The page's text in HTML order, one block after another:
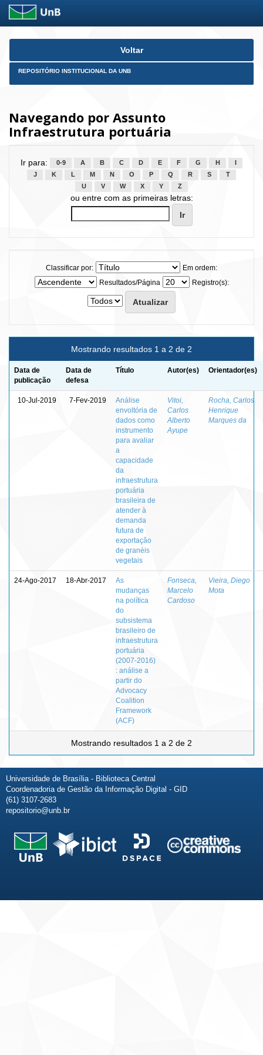
Skip
Voltar
REPOSITÓRIO INSTITUCIONAL DA UNB
Navegando por Assunto
Infraestrutura portuária
Ir para: 0-9 A B C D E F G H
J
K L M N O P Q R S
T
U
V W X Y Z
ou entre com as primeiras letras:
Classificar por:
Em ordem:
Resultados/Página
Registro(s):
Mostrando resultados 1 a 2 de 2
Data de
publicação
Data de
defesa
Título Autor(es) Orientador(es)
10-Jul-2019 7-Fev-2019
Análise
envoltória de
dados como
instrumento
para avaliar
a
capacidade
da
infraestrutura
portuária
brasileira de
atender à
demanda
futura de
exportação
de granéis
vegetais
Vitoi,
Carlos
Alberto
Ayupe
Rocha, Carlos
Henrique
Marques da
24-Ago-2017 18-Abr-2017
As
mudanças
na política
do
subsistema
brasileiro de
infraestrutura
portuária
(2007-2016)
: análise a
partir do
Advocacy
Coalition
Framework
(ACF)
Fonseca,
Marcelo
Cardoso
Vieira, Diego
Mota
Mostrando resultados 1 a 2 de 2
Universidade de Brasília - Biblioteca Central
Coordenadoria de Gestão da Informação Digital - GID
(61) 3107-2683
repositorio@unb.br